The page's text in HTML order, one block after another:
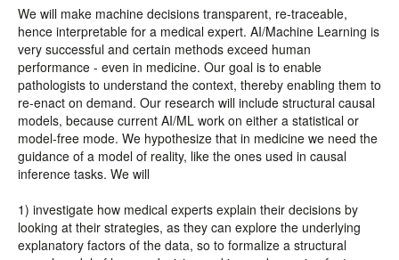
We will make machine decisions transparent, re-traceable,
hence interpretable for a medical expert. AI/Machine Learning is
very successful and certain methods exceed human
performance - even in medicine. Our goal is to enable
pathologists to understand the context, thereby enabling them to
re-enact on demand. Our research will include structural causal
models, because current AI/ML work on either a statistical or
model-free mode. We hypothesize that in medicine we need the
guidance of a model of reality, like the ones used in causal
inference tasks. We will
1) investigate how medical experts explain their decisions by
looking at their strategies, as they can explore the underlying
explanatory factors of the data, so to formalize a structural